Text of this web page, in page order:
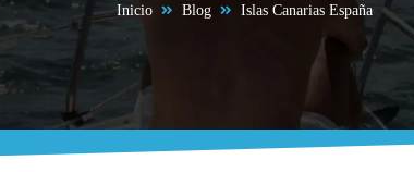
Inicio Blog Islas Canarias España